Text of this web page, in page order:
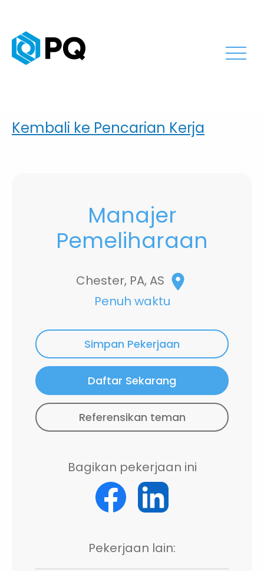
Kembali ke Pencarian Kerja
Manajer
Pemeliharaan
Chester, PA, AS
Penuh waktu
Simpan Pekerjaan
Daftar Sekarang
Referensikan teman
Bagikan pekerjaan ini
Pekerjaan lain: